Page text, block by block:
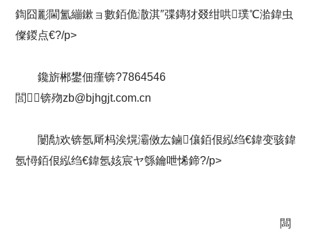
鍧囧彲閫氳繃鏉ョ數銆佹潵淇″弽鏄犲叕绀哄璞℃湁鍏虫
儏鍐点€?/p>
鑱旂郴鐢佃瘽锛?7864546
閭锛歾zb@bjhgjt.com.cn
闄勪欢锛氬厛杩涘熀灞傚厷鏀儴銆佷紭绉€鍏变骇鍏
氬憳銆佷紭绉€鍏氬姟宸ヤ綔鑰呭悕鍗?/p>
闆